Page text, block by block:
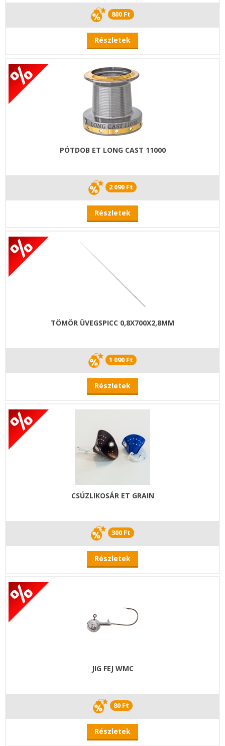
800 Ft
Részletek
PÓTDOB ET LONG CAST 11000
2 090 Ft
Részletek
TÖMÖR ÜVEGSPICC 0,8X700X2,8MM
1 090 Ft
Részletek
CSÚZLIKOSÁR ET GRAIN
300 Ft
Részletek
JIG FEJ WMC
80 Ft
Részletek